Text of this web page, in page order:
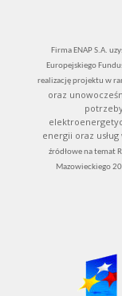
Firma ENAP S.A.
Europejskiego
realizację projektu w
oraz
energii oraz
źródłowe na temat
Mazowieckiego